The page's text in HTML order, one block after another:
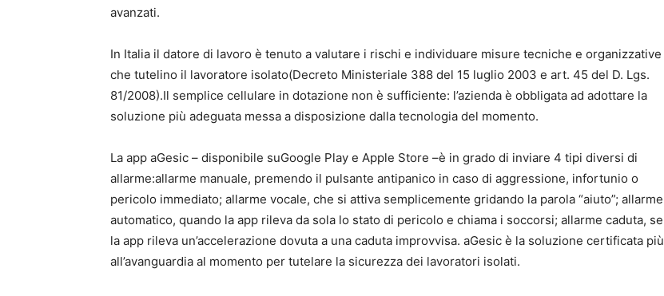
avanzati.
In Italia il datore di lavoro è tenuto a valutare i rischi e individuare misure tecniche e organizzative
che tutelino il lavoratore isolato(Decreto Ministeriale 388 del 15 luglio 2003 e art. 45 del D. Lgs.
81/2008).Il semplice cellulare in dotazione non è sufficiente: l’azienda è obbligata ad adottare la
soluzione più adeguata messa a disposizione dalla tecnologia del momento.
La app aGesic – disponibile suGoogle Play e Apple Store –è in grado di inviare 4 tipi diversi di
allarme:allarme manuale, premendo il pulsante antipanico in caso di aggressione, infortunio o
pericolo immediato; allarme vocale, che si attiva semplicemente gridando la parola “aiuto”; allarme
automatico, quando la app rileva da sola lo stato di pericolo e chiama i soccorsi; allarme caduta, se
la app rileva un’accelerazione dovuta a una caduta improvvisa. aGesic è la soluzione certificata più
all’avanguardia al momento per tutelare la sicurezza dei lavoratori isolati.